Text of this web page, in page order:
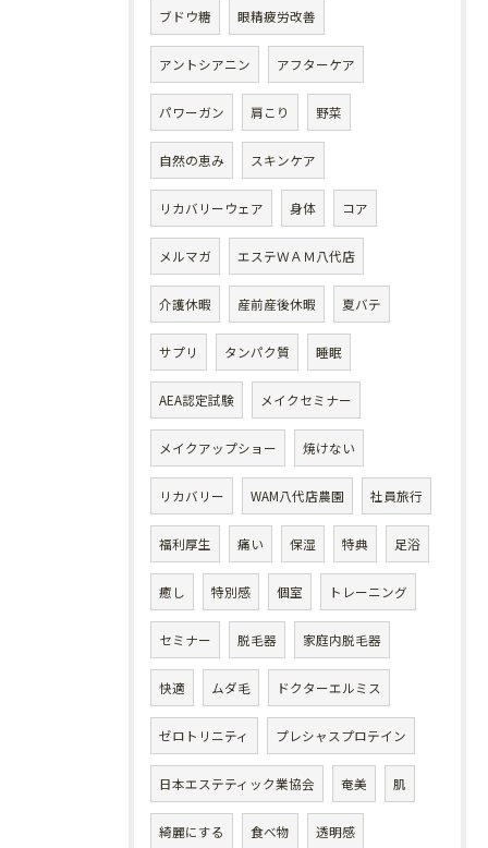
ブドウ糖 眼精疲労改善
アントシアニン アフターケア
パワーガン 肩こり 野菜
自然の恵み スキンケア
リカバリーウェア 身体 コア
メルマガ エステＷＡＭ八代店
介護休暇 産前産後休暇 夏バテ
サプリ タンパク質 睡眠
AEA認定試験 メイクセミナー
メイクアップショー 焼けない
リカバリー WAM八代店農園 社員旅行
福利厚生 痛い 保湿 特典 足浴
癒し 特別感 個室 トレーニング
セミナー 脱毛器 家庭内脱毛器
快適 ムダ毛 ドクターエルミス
ゼロトリニティ プレシャスプロテイン
日本エステティック業協会 奄美 肌
綺麗にする 食べ物 透明感